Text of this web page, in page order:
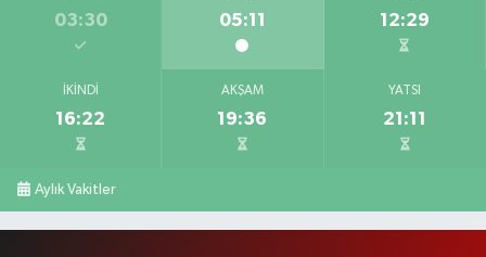
03:30 05:11 12:29
İKINDI
16:22
AKŞAM
19:36
YATSI
21:11
Aylık Vakitler